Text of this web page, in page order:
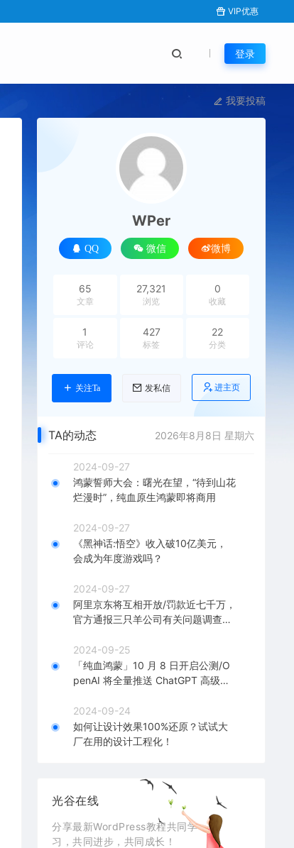
VIP优惠
登录
我要投稿
WPer
QQ 微信 微博
65
文章
27,321
浏览
0
收藏
1
评论
427
标签
22
分类
关注Ta 发私信 进主页
TA的动态 2026年8月8日 星期六
2024-09-27
鸿蒙誓师大会：曙光在望，“待到山花
烂漫时”，纯血原生鸿蒙即将商用
2024-09-27
《黑神话:悟空》收入破10亿美元，
会成为年度游戏吗？
2024-09-27
阿里京东将互相开放/罚款近七千万，
官方通报三只羊公司有关问题调查结
2024-09-25
「纯血鸿蒙」10 月 8 日开启公测/O
penAI 将全量推送 ChatGPT 高级语
2024-09-24
如何让设计效果100%还原？试试大
厂在用的设计工程化！
光谷在线
分享最新WordPress教程共同学
习，共同进步，共同成长！